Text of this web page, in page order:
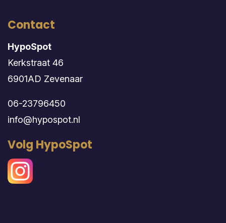
Contact
HypoSpot
Kerkstraat 46
6901AD Zevenaar
06-23796450
info@hypospot.nl
Volg HypoSpot